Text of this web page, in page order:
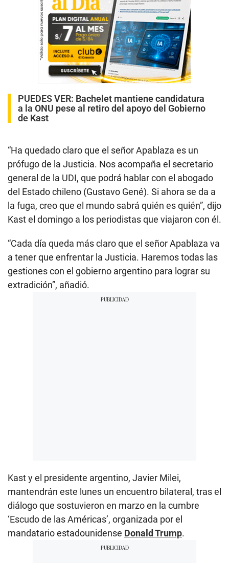
PUEDES VER: Bachelet mantiene candidatura
a la ONU pese al retiro del apoyo del Gobierno
de Kast
“Ha quedado claro que el señor Apablaza es un
prófugo de la Justicia. Nos acompaña el secretario
general de la UDI, que podrá hablar con el abogado
del Estado chileno (Gustavo Gené). Si ahora se da a
la fuga, creo que el mundo sabrá quién es quién”, dijo
Kast el domingo a los periodistas que viajaron con él.
“Cada día queda más claro que el señor Apablaza va
a tener que enfrentar la Justicia. Haremos todas las
gestiones con el gobierno argentino para lograr su
extradición”, añadió.
Kast y el presidente argentino, Javier Milei,
mantendrán este lunes un encuentro bilateral, tras el
diálogo que sostuvieron en marzo en la cumbre
‘Escudo de las Américas’, organizada por el
mandatario estadounidense Donald Trump.